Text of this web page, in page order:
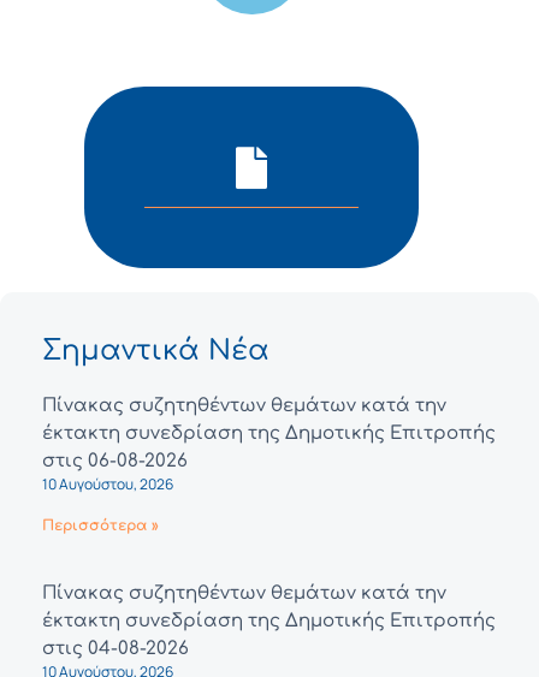
Σημαντικά Νέα
Πίνακας συζητηθέντων θεμάτων κατά την
έκτακτη συνεδρίαση της Δημοτικής Επιτροπής
στις 06-08-2026
10 Αυγούστου, 2026
Περισσότερα »
Πίνακας συζητηθέντων θεμάτων κατά την
έκτακτη συνεδρίαση της Δημοτικής Επιτροπής
στις 04-08-2026
10 Αυγούστου, 2026